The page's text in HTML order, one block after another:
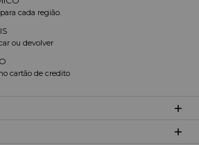
cada região.
ou devolver
cartão de credito